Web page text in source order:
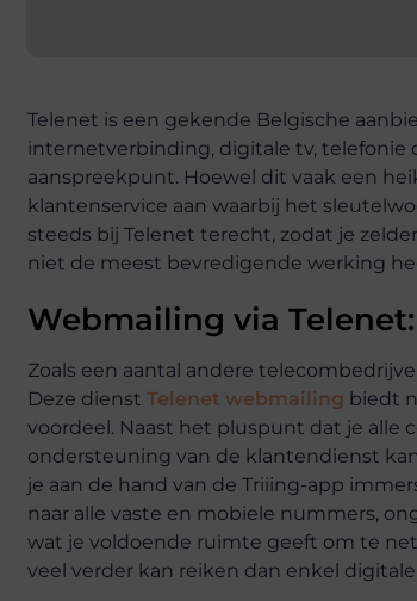
Telenet is een gekende Belgische
internetverbinding, digitale tv, telefonie
aanspreekpunt. Hoewel dit vaak een
klantenservice aan waarbij het
steeds bij Telenet terecht, zodat je
niet de meest bevredigende werking
Webmailing via
Zoals een aantal andere
Deze dienst Telenet webmailing biedt
voordeel. Naast het pluspunt dat je alle
ondersteuning van de klantendienst
je aan de hand van de Triiing-app
naar alle vaste en mobiele nummers,
wat je voldoende ruimte geeft om te
veel verder kan reiken dan enkel